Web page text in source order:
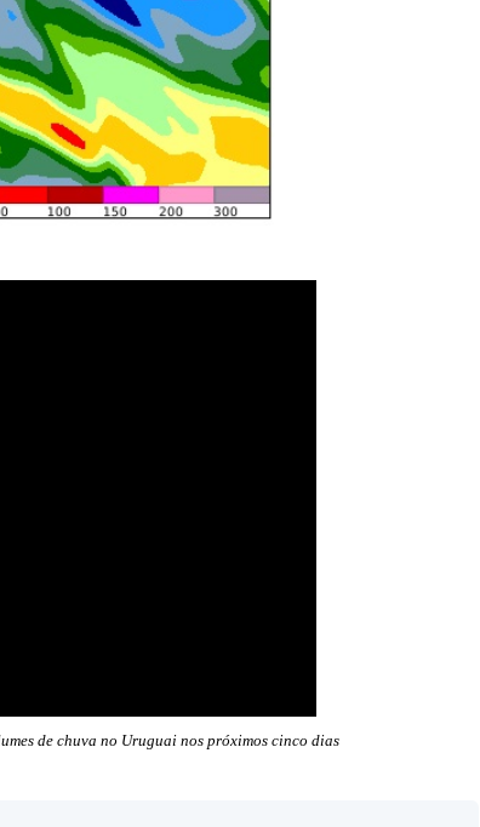
de chuva no Uruguai nos próximos cinco dias